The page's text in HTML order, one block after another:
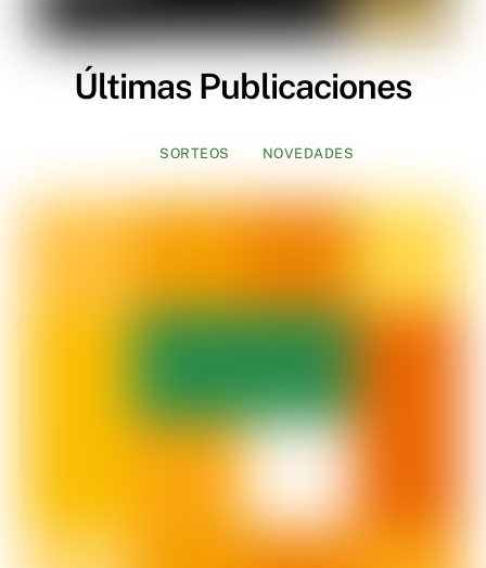
Últimas Publicaciones
SORTEOS NOVEDADES